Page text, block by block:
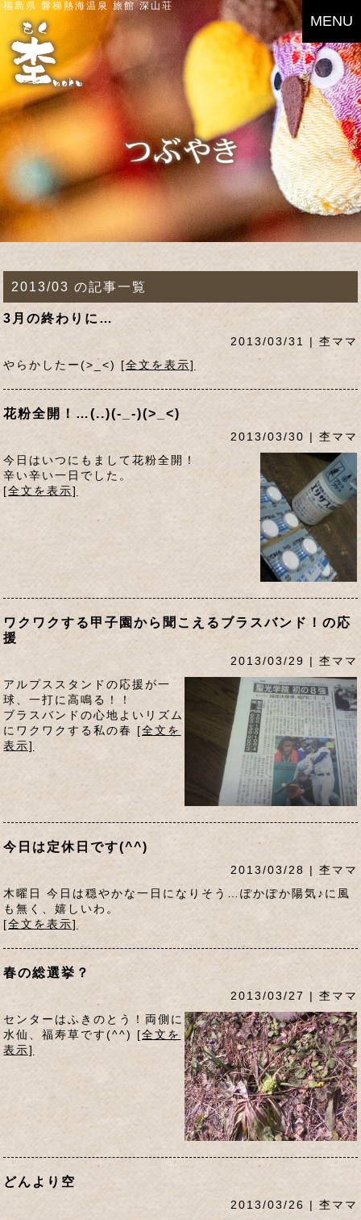
福島県 磐梯熱海温泉 旅館 深山荘
2013/03 の記事一覧
3月の終わりに…
2013/03/31 | 杢ママ
やらかしたー(>_<) [全文を表示]
花粉全開！…(..)(-_-)(>_<)
2013/03/30 | 杢ママ
今日はいつにもまして花粉全開！
辛い辛い一日でした。
[全文を表示]
ワクワクする甲子園から聞こえるブラスバンド！の応
援
2013/03/29 | 杢ママ
アルプススタンドの応援が一
球、一打に高鳴る！！
ブラスバンドの心地よいリズム
にワクワクする私の春 [全文を
表示]
今日は定休日です(^^)
2013/03/28 | 杢ママ
木曜日 今日は穏やかな一日になりそう…ぽかぽか陽気♪に風
も無く、嬉しいわ。
[全文を表示]
春の総選挙？
2013/03/27 | 杢ママ
センターはふきのとう！両側に
水仙、福寿草です(^^) [全文を
表示]
どんより空
2013/03/26 | 杢ママ
MENU